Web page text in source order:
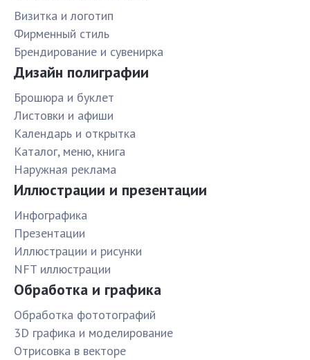
Визитка и логотип
Фирменный стиль
Брендирование и сувенирка
Дизайн полиграфии
Брошюра и буклет
Листовки и афиши
Календарь и открытка
Каталог, меню, книга
Наружная реклама
Иллюстрации и презентации
Инфографика
Презентации
Иллюстрации и рисунки
NFT иллюстрации
Обработка и графика
Обработка фототографий
3D графика и моделирование
Отрисовка в векторе